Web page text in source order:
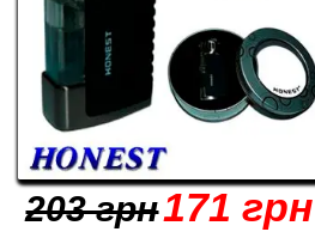
203 грн171 грн